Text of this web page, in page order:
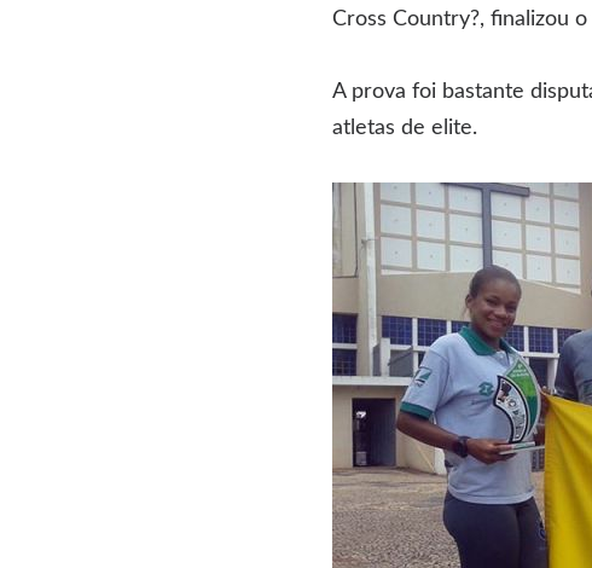
Cross Country?, finalizou
A prova foi bastante
atletas de elite.